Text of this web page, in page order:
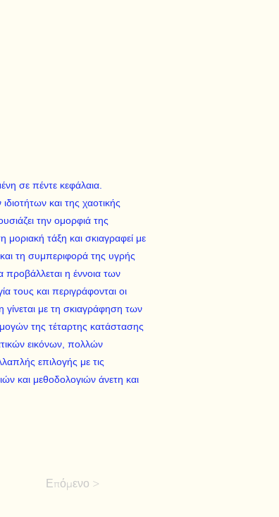
σε πέντε κεφάλαια.
και της χαοτικής
την ομορφιά της
τάξη και σκιαγραφεί με
τη συμπεριφορά της υγρής
προβάλλεται η έννοια των
τους και περιγράφονται οι
γίνεται με τη σκιαγράφηση των
της τέταρτης κατάστασης
εικόνων, πολλών
επιλογής με τις
και μεθοδολογιών άνετη και
Επόμενο >